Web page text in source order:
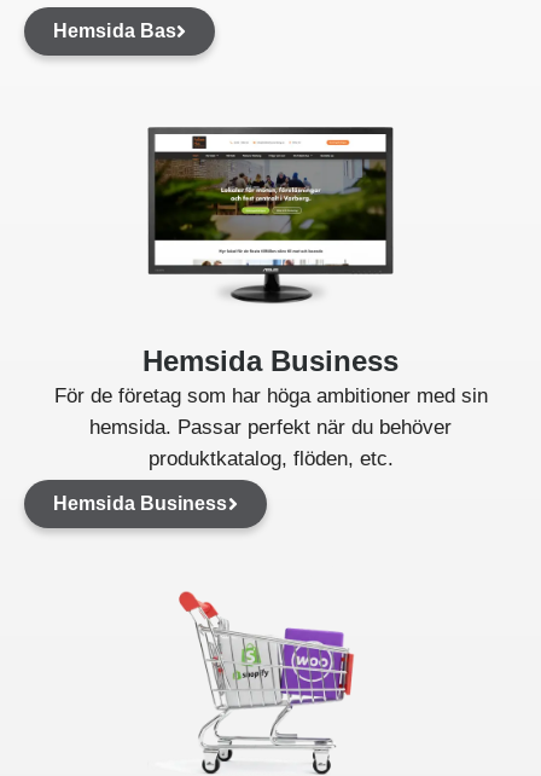
Hemsida Bas
Hemsida Business
För de företag som har höga ambitioner med sin
hemsida. Passar perfekt när du behöver
produktkatalog, flöden, etc.
Hemsida Business